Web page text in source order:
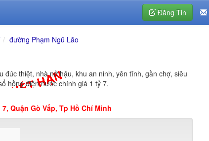
Đăng Tin
đường Phạm Ngũ Lão
đúc thiệt, nhà nở hậu, khu an ninh, yên tĩnh, gần chợ, siêu
hồng điện nước chính giá 1 tỷ 7.
Quận Gò Vấp, Tp Hồ Chí Minh